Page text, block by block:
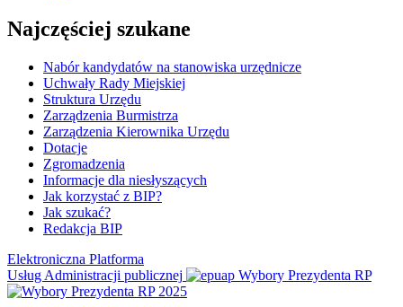
Najczęściej szukane
Nabór kandydatów na stanowiska urzędnicze
Uchwały Rady Miejskiej
Struktura Urzędu
Zarządzenia Burmistrza
Zarządzenia Kierownika Urzędu
Dotacje
Zgromadzenia
Informacje dla niesłyszących
Jak korzystać z BIP?
Jak szukać?
Redakcja BIP
Elektroniczna Platforma
Usług Administracji publicznej
Wybory Prezydenta RP